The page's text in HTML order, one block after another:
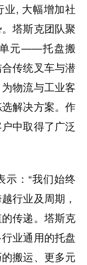
业, 大幅增加社
塔斯克团队聚
元——托盘搬
传统叉车与潜
物流与工业客
解决方案。作
中取得了广泛
示：“我们始终
行业及周期，
传递。塔斯克
业通用的托盘
搬运、更多元